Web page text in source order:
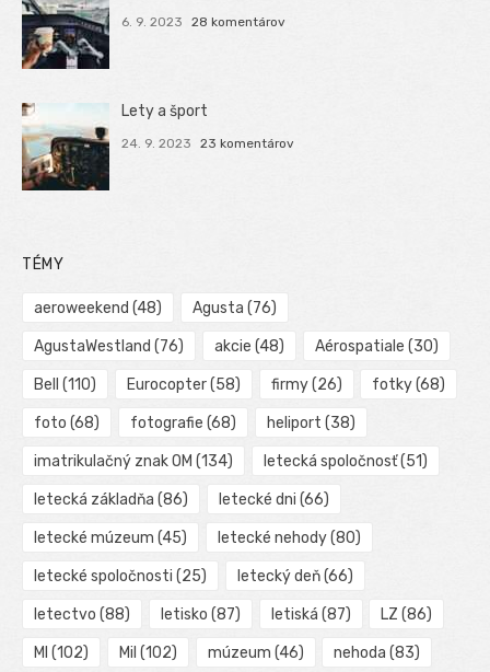
6. 9. 2023 28 komentárov
Lety a šport
24. 9. 2023 23 komentárov
TÉMY
aeroweekend (48) Agusta (76)
AgustaWestland (76) akcie (48) Aérospatiale (30)
Bell (110) Eurocopter(58) firmy(26) fotky(68)
foto (68) fotografie (68) heliport (38)
imatrikulačný znak OM (134) letecká spoločnosť(51)
letecká základňa (86) letecké dni (66)
letecké múzeum (45) letecké nehody(80)
letecké spoločnosti (25) letecký deň(66)
letectvo (88) letisko (87) letiská (87) LZ (86)
MI (102) Mil (102) múzeum (46) nehoda (83)